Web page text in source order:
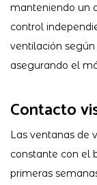
manteniendo un
control
ventilación
asegurando el
Contacto
Las ventanas de
constante con el
primeras